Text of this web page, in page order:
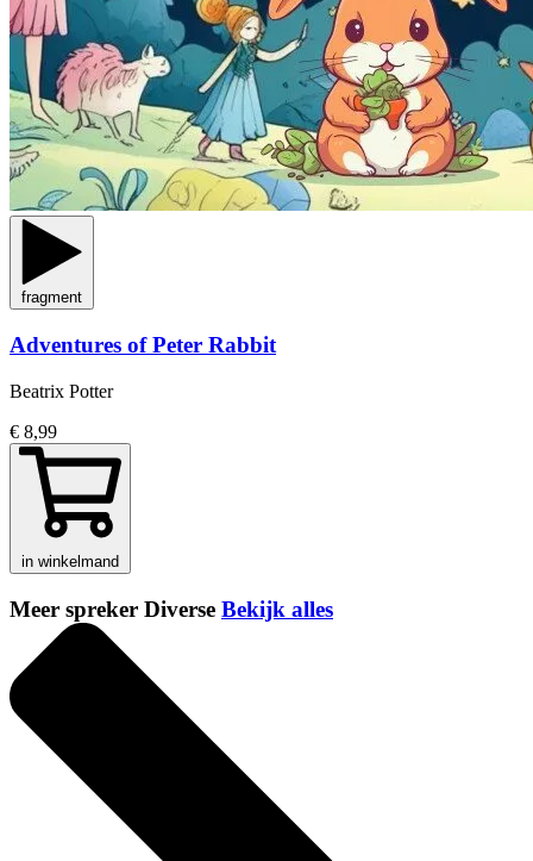
fragment
Adventures of Peter Rabbit
Beatrix Potter
€ 8,99
in winkelmand
Meer spreker Diverse Bekijk alles